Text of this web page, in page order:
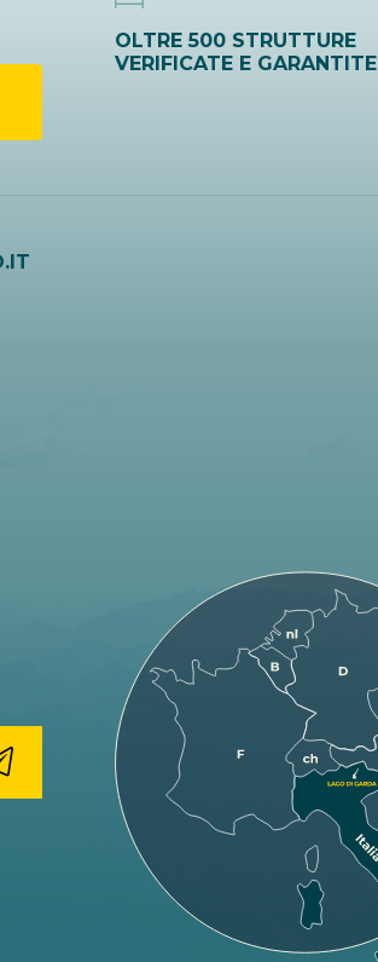
OLTRE 500 STRUTTURE
VERIFICATE E GARANTITE